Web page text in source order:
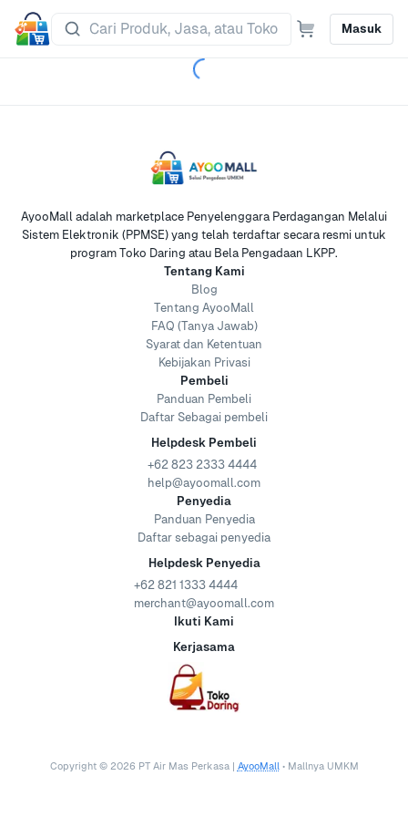
Masuk
AyooMall adalah marketplace Penyelenggara Perdagangan Melalui
Sistem Elektronik (PPMSE) yang telah terdaftar secara resmi untuk
program Toko Daring atau Bela Pengadaan LKPP.
Tentang Kami
Blog
Tentang AyooMall
FAQ (Tanya Jawab)
Syarat dan Ketentuan
Kebijakan Privasi
Pembeli
Panduan Pembeli
Daftar Sebagai pembeli
Helpdesk Pembeli
+62 823 2333 4444
help@ayoomall.com
Penyedia
Panduan Penyedia
Daftar sebagai penyedia
Helpdesk Penyedia
+62 821 1333 4444
merchant@ayoomall.com
Ikuti Kami
Kerjasama
Copyright © 2026 PT Air Mas Perkasa | AyooMall • Mallnya UMKM